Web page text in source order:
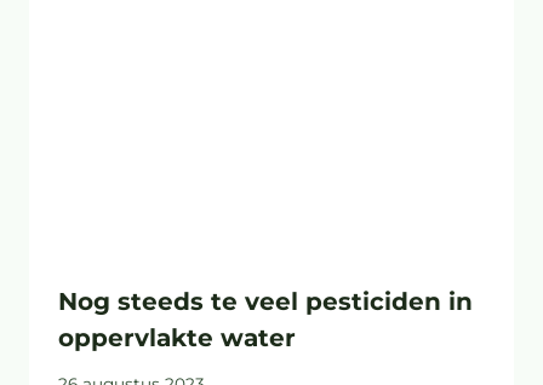
Nog steeds te veel pesticiden in
oppervlakte water